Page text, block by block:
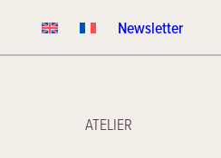
Newsletter
ATELIER